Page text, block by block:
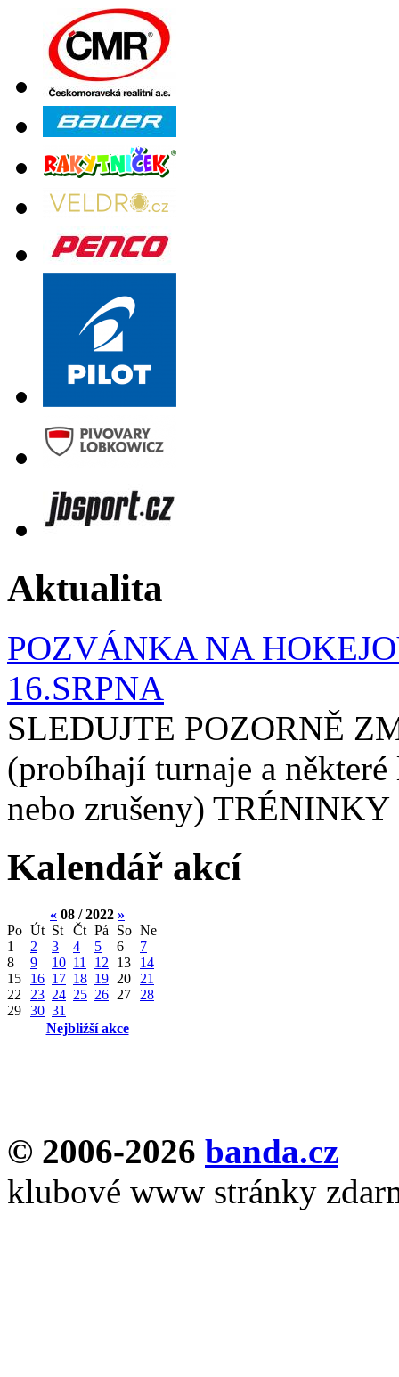
Aktualita
POZVÁNKA NA
16.SRPNA
SLEDUJTE POZORNĚ
(probíhají turnaje a
nebo zrušeny)
Kalendář akcí
« 08 / 2022 »
Po Út St Čt Pá So Ne
1
2 3 4 5 6
7
8
9 10 11 12 13
14
15
16 17 18 19 20
21
22
23 24 25 26 27
28
29 30 31
Nejbližší akce
© 2006-2026 banda.cz
klubové www stránky